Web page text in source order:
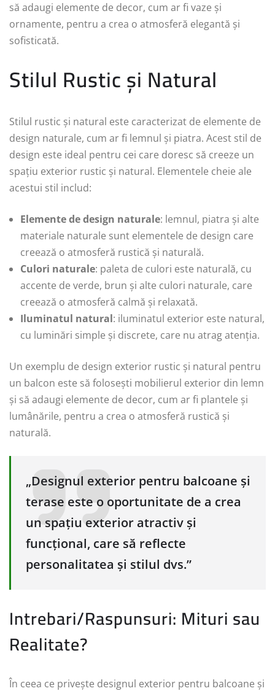
să adaugi elemente de decor, cum ar fi vaze și
ornamente, pentru a crea o atmosferă elegantă și
sofisticată.
Stilul Rustic și Natural
Stilul rustic și natural este caracterizat de elemente de
design naturale, cum ar fi lemnul și piatra. Acest stil de
design este ideal pentru cei care doresc să creeze un
spațiu exterior rustic și natural. Elementele cheie ale
acestui stil includ:
Elemente de design naturale: lemnul, piatra și alte
materiale naturale sunt elementele de design care
creează o atmosferă rustică și naturală.
Culori naturale: paleta de culori este naturală, cu
accente de verde, brun și alte culori naturale, care
creează o atmosferă calmă și relaxată.
Iluminatul natural: iluminatul exterior este natural,
cu luminări simple și discrete, care nu atrag atenția.
Un exemplu de design exterior rustic și natural pentru
un balcon este să folosești mobilierul exterior din lemn
și să adaugi elemente de decor, cum ar fi plantele și
lumânările, pentru a crea o atmosferă rustică și
naturală.
„Designul exterior pentru balcoane și
terase este o oportunitate de a crea
un spațiu exterior atractiv și
funcțional, care să reflecte
personalitatea și stilul dvs.”
Intrebari/Raspunsuri: Mituri sau
Realitate?
În ceea ce privește designul exterior pentru balcoane și